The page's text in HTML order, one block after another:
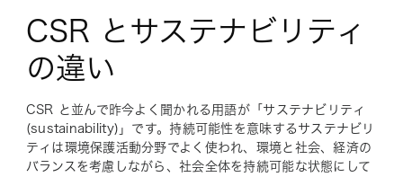
CSR とサステナビリティ
の違い
CSR と並んで昨今よく聞かれる用語が「サステナビリティ
(sustainability)」です。持続可能性を意味するサステナビリ
ティは環境保護活動分野でよく使われ、環境と社会、経済の
バランスを考慮しながら、社会全体を持続可能な状態にして